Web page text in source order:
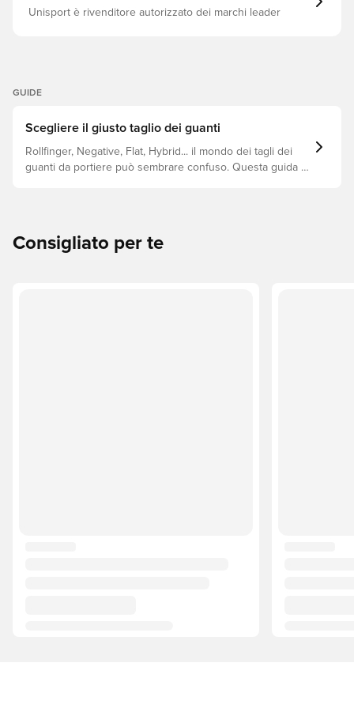
Unisport è rivenditore autorizzato dei marchi leader
GUIDE
Scegliere il giusto taglio dei guanti
Rollfinger, Negative, Flat, Hybrid... il mondo dei tagli dei
guanti da portiere può sembrare confuso. Questa guida ti
Consigliato per te